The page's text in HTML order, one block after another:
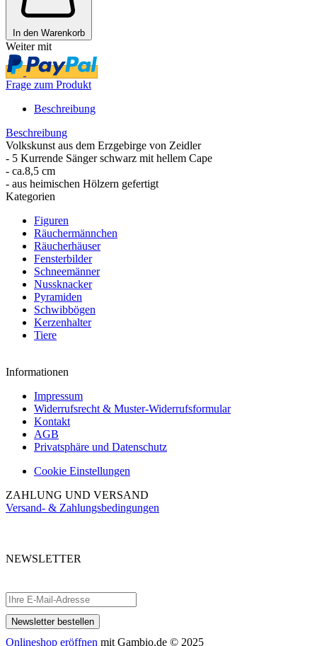
In den Warenkorb
Weiter mit
Frage zum Produkt
Beschreibung
Beschreibung
Volkskunst aus dem Erzgebirge von Zeidler
- 5 Kurrende Sänger schwarz mit hellem Cape
- ca.8,5 cm
- aus heimischen Hölzern gefertigt
Kategorien
Figuren
Räuchermännchen
Räucherhäuser
Fensterbilder
Schneemänner
Nussknacker
Pyramiden
Schwibbögen
Kerzenhalter
Tiere
Informationen
Impressum
Widerrufsrecht & Muster-Widerrufsformular
Kontakt
AGB
Privatsphäre und Datenschutz
Cookie Einstellungen
ZAHLUNG UND VERSAND
Versand- & Zahlungsbedingungen
NEWSLETTER
Onlineshop eröffnen mit Gambio.de © 2025